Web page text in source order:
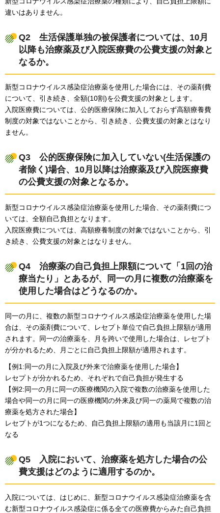
違いはありません。
Q2 生活保護単独の被保護者については、10月
以降も治療薬及び入院医療費の公費支援の対象と
なるか。
新型コロナウイルス感染症治療薬を使用した場合には、その薬剤費
について、引き続き、全額(10割)を公費支援の対象とします。
入院医療費については、公的医療保険に加入しておらず高額療養費
制度の対象ではないことから、引き続き、公費支援の対象とはなり
ません。
Q3 公的医療保険に加入していない(生活保護の
者除く)場合、10月以降は治療薬及び入院医療費
の公費支援の対象となるか。
新型コロナウイルス感染症治療薬を使用した場合、その薬剤費につ
いては、全額自己負担となります。
入院医療費については、高額療養制度の対象ではないことから、引
き続き、公費支援の対象とはなりません。
Q4 治療薬の自己負担上限額について「1回の治
療当たり」とあるが、同一の月に複数の治療薬を
使用した場合はどうなるのか。
同一の月に、複数の新型コロナウイルス感染症治療薬を使用した場
合は、その薬剤費について、レセプト単位で自己負担上限額が適用
されます。同一の治療薬を、月を跨いで使用した場合は、レセプト
が分かれるため、月ごとに自己負担上限額が適用されます。
【例1:同一の月に入院及び外来で治療薬を使用した場合】
レセプトが分かれるため、それぞれで自己負担が発生する
【例2:同一の月に同一の医療機関の入院で複数の治療薬を使用した
場合や同一の月に同一の医療機関の外来及び同一の薬局で複数の治
療薬を処方された場合】
レセプトが1つになるため、自己負担上限額の適用も当該月に1回と
なる
Q5 入 院において、治療薬を処方した場合の公
費支援はどのように適用するのか。
入院については、はじめに、新型コロナウイルス感染症治療薬を含
む新型コロナウイルス感染症に係る全ての医療費からみた自己負担